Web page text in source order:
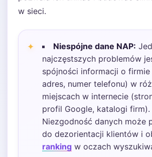
w sieci.
Niespójne dane NAP:
najczęstszych problemów
spójności informacji o firmie
adres, numer telefonu) w
miejscach w internecie
profil Google, katalogi firm).
Niezgodność danych może
do dezorientacji klientów i
ranking w oczach